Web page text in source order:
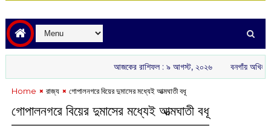
আজকের রাশিফল :‌ ‌‌৯ আগস্ট, ২০২৬ বনগাঁয় অখিল ভারতীয়
Home রাজ্য গোপালনগরে বিয়ের দুমাসের মধ্যেই আত্মঘাতী বধূ
গোপালনগরে বিয়ের দুমাসের মধ্যেই আত্মঘাতী বধূ